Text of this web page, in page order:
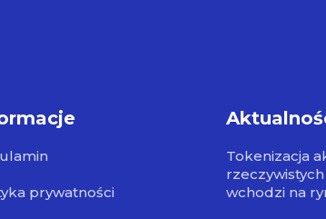
prywatności
Tokenizacja
wchodzi na